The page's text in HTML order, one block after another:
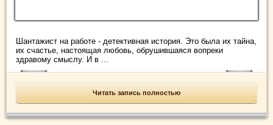
Шантажист на работе - детективная история. Это была их тайна,
их счастье, настоящая любовь, обрушившаяся вопреки
здравому смыслу. И в ...
Читать запись полностью